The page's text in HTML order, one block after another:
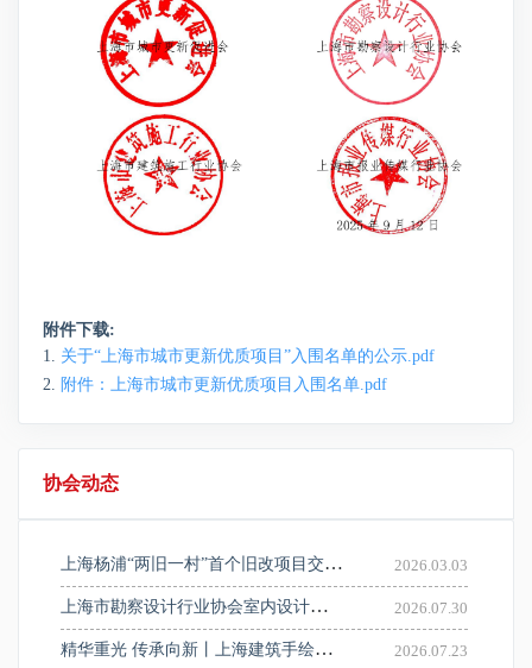
附件下载:
关于“上海市城市更新优质项目”入围名单的公示.pdf
附件：上海市城市更新优质项目入围名单.pdf
协会动态
上海杨浦“两旧一村”首个旧改项目交房，160户居民收到“最好新年礼物” 2026.03.03
上海市勘察设计行业协会室内设计分会召开2026年第二次委员会会议 2026.07.30
精华重光 传承向新丨上海建筑手绘设计图展学术讲座圆满举办 2026.07.23